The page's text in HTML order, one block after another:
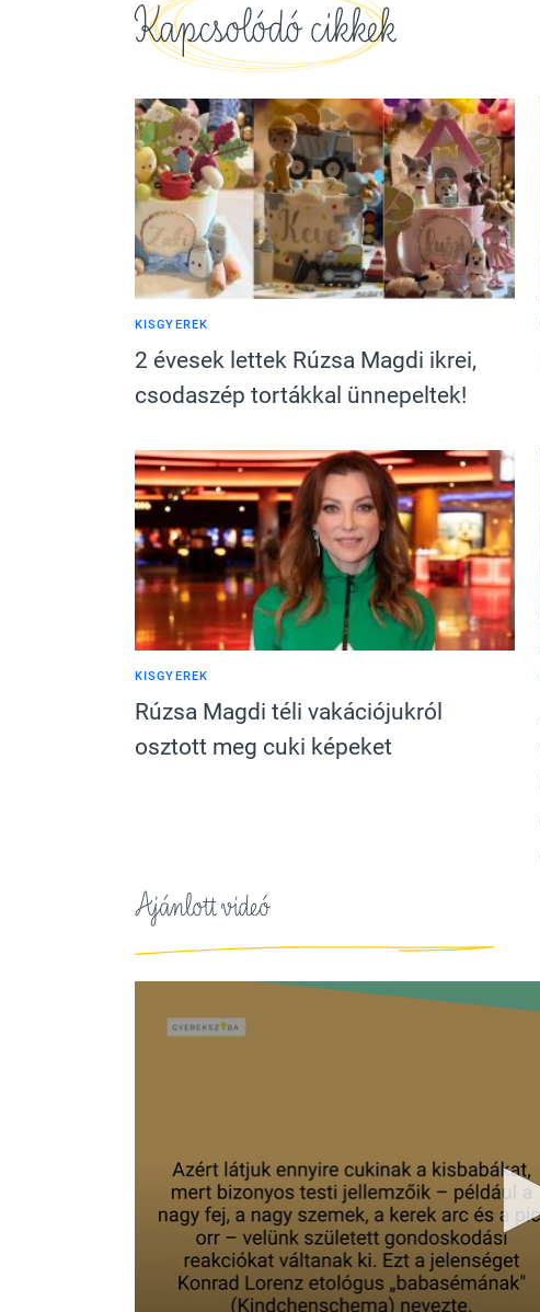
Kapcsolódó cikkek
KISGYEREK
2 évesek lettek Rúzsa Magdi ikrei,
csodaszép tortákkal ünnepeltek!
KISGYEREK
Rúzsa Magdi téli vakációjukról
osztott meg cuki képeket
Ajánlott videó